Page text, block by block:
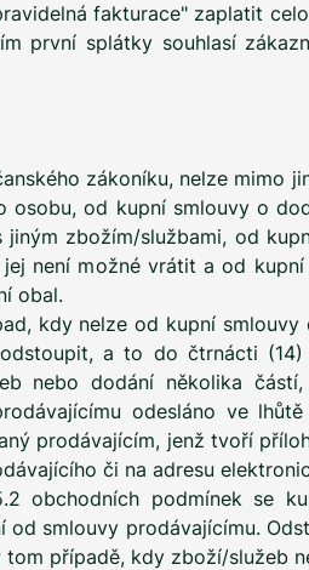
fakturace" zaplatit
první splátky souhlasí
zákoníku, nelze
od kupní smlouvy o
zbožím/službami, od
není možné vrátit a od
obal.
kdy nelze od kupní
a to do čtrnácti
nebo dodání několika
odesláno ve
prodávajícím, jenž tvoří
či na adresu
obchodních podmínek se
smlouvy prodávajícímu.
případě, kdy zboží/služeb